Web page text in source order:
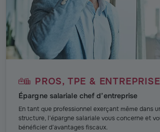
PROS, TPE &
Épargne salariale chef d’entreprise
En tant que professionnel exerçant même dans
structure, l’épargne salariale vous concerne et
bénéficier d’avantages fiscaux.